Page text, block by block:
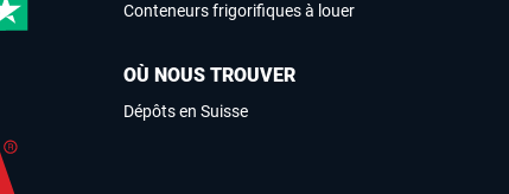
Conteneurs frigorifiques à louer
OÙ NOUS TROUVER
Dépôts en Suisse